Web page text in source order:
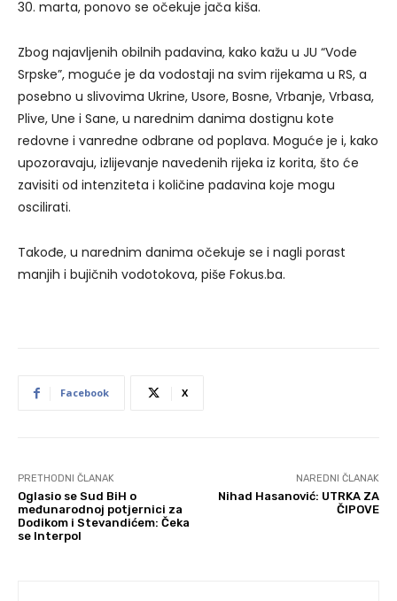
30. marta, ponovo se očekuje jača kiša.
Zbog najavljenih obilnih padavina, kako kažu u JU “Vode
Srpske”, moguće je da vodostaji na svim rijekama u RS, a
posebno u slivovima Ukrine, Usore, Bosne, Vrbanje, Vrbasa,
Plive, Une i Sane, u narednim danima dostignu kote
redovne i vanredne odbrane od poplava. Moguće je i, kako
upozoravaju, izlijevanje navedenih rijeka iz korita, što će
zavisiti od intenziteta i količine padavina koje mogu
oscilirati.
Takođe, u narednim danima očekuje se i nagli porast
manjih i bujičnih vodotokova, piše Fokus.ba.
Facebook X
PRETHODNI ČLANAK
Oglasio se Sud BiH o
međunarodnoj potjernici za
Dodikom i Stevandićem: Čeka
se Interpol
NAREDNI ČLANAK
Nihad Hasanović: UTRKA ZA
ČIPOVE